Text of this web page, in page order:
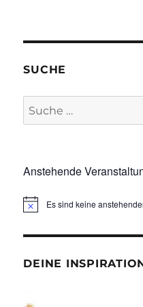
SUCHE
Suche
nach:
Anstehende
Es sind keine
DEINE